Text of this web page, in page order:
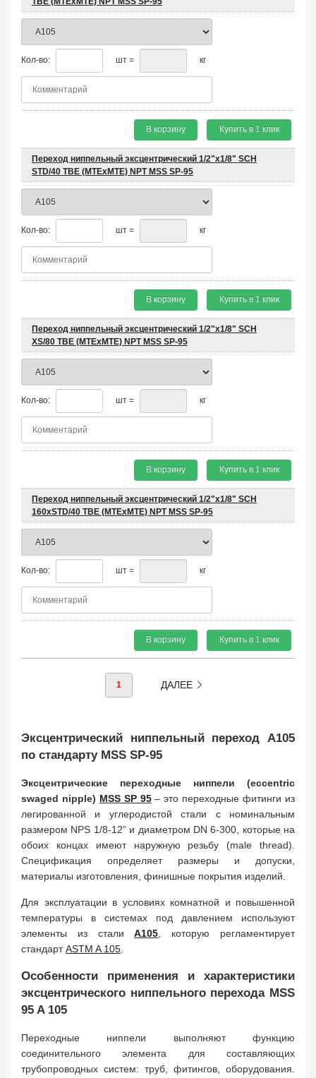
Кол-во: шт = кг
В корзину Купить в 1 клик
Переход ниппельный эксцентрический 1/2"х1/8" SCH
STD/40 TBE (MTEхMTE) NPT MSS SP-95
Кол-во: шт = кг
В корзину Купить в 1 клик
Переход ниппельный эксцентрический 1/2"х1/8" SCH
XS/80 TBE (MTEхMTE) NPT MSS SP-95
Кол-во: шт = кг
В корзину Купить в 1 клик
Переход ниппельный эксцентрический 1/2"х1/8" SCH
160хSTD/40 TBE (MTEхMTE) NPT MSS SP-95
Кол-во: шт = кг
В корзину Купить в 1 клик
1 ДАЛЕЕ
Эксцентрический ниппельный переход A105
по стандарту MSS SP-95
Эксцентрические переходные ниппели (eccentric
swaged nipple) MSS SP 95– это переходные фитинги из
легированной и углеродистой стали с номинальным
размером NPS 1/8-12” и диаметром DN 6-300, которые на
обоих концах имеют наружную резьбу (male thread).
Спецификация определяет размеры и допуски,
материалы изготовления, финишные покрытия изделий.
Для эксплуатации в условиях комнатной и повышенной
температуры в системах под давлением используют
элементы из сталиA105 , которую регламентирует
стандартASTM A 105
Особенности применения и характеристики
эксцентрического ниппельного перехода MSS
95 A 105
Переходные ниппели выполняют функцию
соединительного элемента для составляющих
трубопроводных систем: труб, фитингов, оборудования.